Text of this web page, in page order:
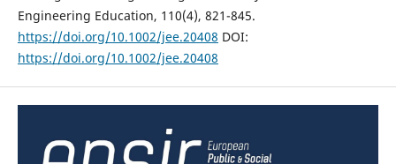
Engineering Education, 110(4), 821-845.
https://doi.org/10.1002/jee.20408 DOI:
https://doi.org/10.1002/jee.20408